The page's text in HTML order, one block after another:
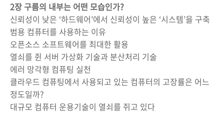
2장 구름의 내부는 어떤 모습인가?
신뢰성이 낮은 ‘하드웨어’에서 신뢰성이 높은 ‘시스템’을 구축
범용 컴퓨터를 사용하는 이유
오픈소스 소프트웨어를 최대한 활용
열쇠를 쥔 서버 가상화 기술과 분산처리 기술
에러 망각형 컴퓨팅 실천
클라우드 컴퓨팅에서 사용되고 있는 컴퓨터의 고장률은 어느
정도일까?
대규모 컴퓨터 운용기술이 열쇠를 쥐고 있다